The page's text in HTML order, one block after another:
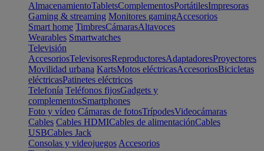
AlmacenamientoTabletsComplementosPortátilesImpresoras
Gaming & streaming Monitores gamingAccesorios
Smart home TimbresCámarasAltavoces
Wearables Smartwatches
Televisión
AccesoriosTelevisoresReproductoresAdaptadoresProyectores
Movilidad urbana KartsMotos eléctricasAccesoriosBicicletas
eléctricasPatinetes eléctricos
Telefonía Teléfonos fijosGadgets y
complementosSmartphones
Foto y vídeo Cámaras de fotosTrípodesVideocámaras
Cables Cables HDMICables de alimentaciónCables
USBCables Jack
Consolas y videojuegos Accesorios